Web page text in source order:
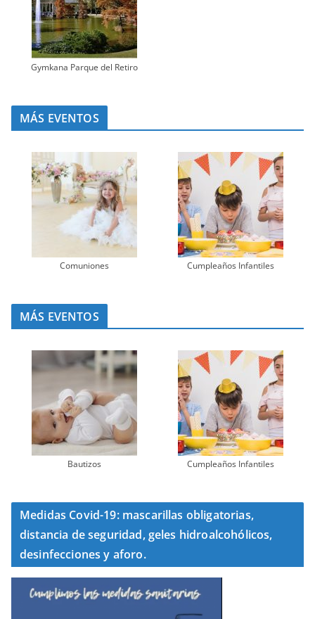
Gymkana Parque del Retiro
MÁS EVENTOS
Comuniones Cumpleaños Infantiles
MÁS EVENTOS
Bautizos Cumpleaños Infantiles
Medidas Covid-19: mascarillas obligatorias,
distancia de seguridad, geles hidroalcohólicos,
desinfecciones y aforo.